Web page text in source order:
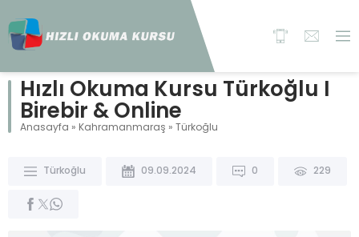
Hızlı Okuma Kursu Türkoğlu I
Birebir & Online
Anasayfa » Kahramanmaraş » Türkoğlu
Türkoğlu 09.09.2024 0 229